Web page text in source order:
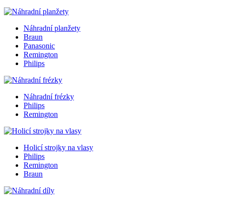
Náhradní planžety
Braun
Panasonic
Remington
Philips
Náhradní frézky
Philips
Remington
Holicí strojky na vlasy
Philips
Remington
Braun